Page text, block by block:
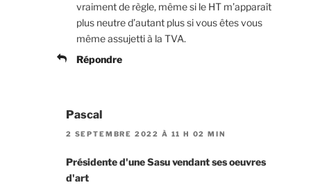
vraiment de règle, même si le HT m’apparaît
plus neutre d’autant plus si vous êtes vous
même assujetti à la TVA.
Répondre
Pascal
2 SEPTEMBRE 2022 À 11 H 02 MIN
Présidente d'une Sasu vendant ses oeuvres
d'art